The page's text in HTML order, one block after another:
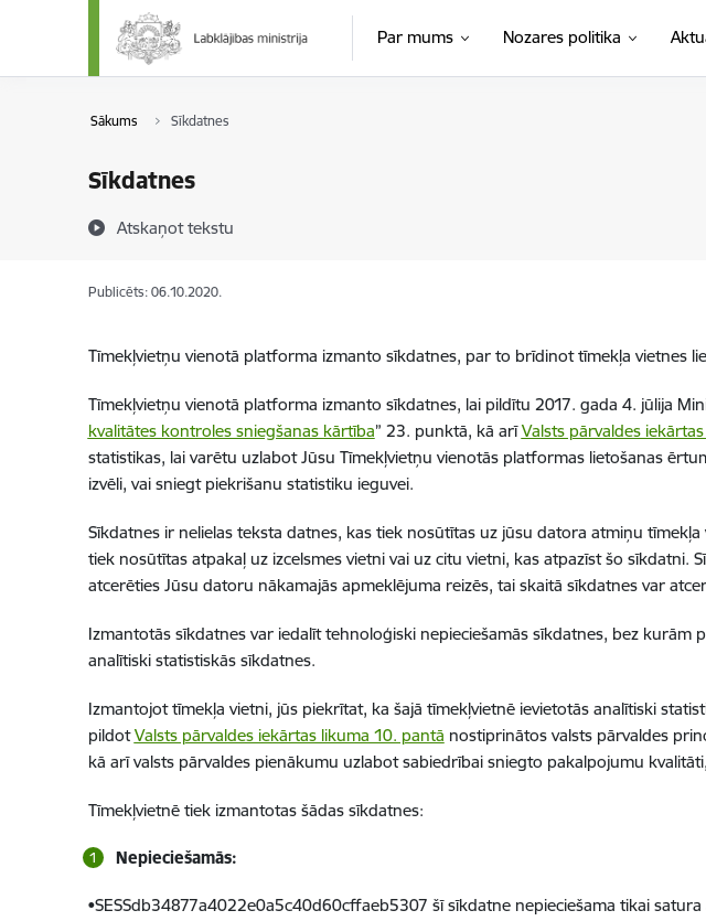
Pāriet uz lapas saturu
Par mums Nozares politika
Sākums Sīkdatnes
Sīkdatnes
Atskaņot tekstu
Publicēts: 06.10.2020.
Tīmekļvietņu vienotā platforma izmanto sīkdatnes, par to brīdinot tīmekļa vietnes
Tīmekļvietņu vienotā platforma izmanto sīkdatnes, lai pildītu 2017. gada 4. jūlija
kvalitātes kontroles sniegšanas kārtība” 23. punktā, kā arīValsts pārvaldes
statistikas, lai varētu uzlabot Jūsu Tīmekļvietņu vienotās platformas lietošanas
izvēli, vai sniegt piekrišanu statistiku ieguvei.
Sīkdatnes ir nelielas teksta datnes, kas tiek nosūtītas uz jūsu datora atmiņu
tiek nosūtītas atpakaļ uz izcelsmes vietni vai uz citu vietni, kas atpazīst šo
atcerēties Jūsu datoru nākamajās apmeklējuma reizēs, tai skaitā sīkdatnes var
Izmantotās sīkdatnes var iedalīt tehnoloģiski nepieciešamās sīkdatnes, bez
analītiski statistiskās sīkdatnes.
Izmantojot tīmekļa vietni, jūs piekrītat, ka šajā tīmekļvietnē ievietotās analītiski
pildotValsts pārvaldes iekārtas likuma 10. pantā nostiprinātos valsts pārvaldes
kā arī valsts pārvaldes pienākumu uzlabot sabiedrībai sniegto pakalpojumu
Tīmekļvietnē tiek izmantotas šādas sīkdatnes:
Nepieciešamās:
•SESSdb34877a4022e0a5c40d60cffaeb5307 šī sīkdatne nepieciešama tikai